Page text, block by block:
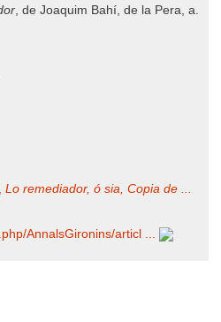
, de Joaquim Bahí, de la Pera, a.
Lo remediador, ó sia, Copia de ...
​AnnalsGironins/​articl ...